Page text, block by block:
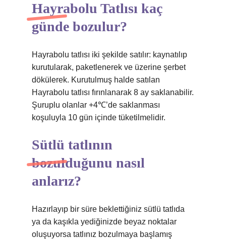
Hayrabolu Tatlısı kaç
günde bozulur?
Hayrabolu tatlısı iki şekilde satılır: kaynatılıp
kurutularak, paketlenerek ve üzerine şerbet
dökülerek. Kurutulmuş halde satılan
Hayrabolu tatlısı fırınlanarak 8 ay saklanabilir.
Şuruplu olanlar +4℃’de saklanması
koşuluyla 10 gün içinde tüketilmelidir.
Sütlü tatlının
bozulduğunu nasıl
anlarız?
Hazırlayıp bir süre beklettiğiniz sütlü tatlıda
ya da kaşıkla yediğinizde beyaz noktalar
oluşuyorsa tatlınız bozulmaya başlamış